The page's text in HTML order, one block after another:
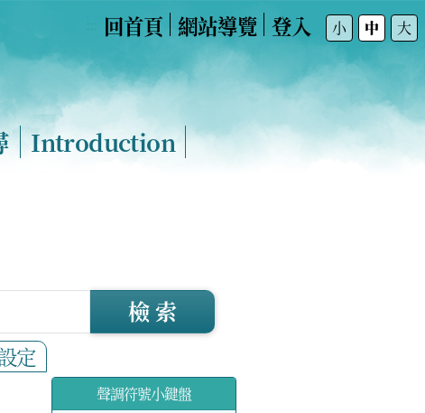
回首頁 網站導覽 登入 小 中 大
Introduction
定
檢 索
聲調符號小鍵盤